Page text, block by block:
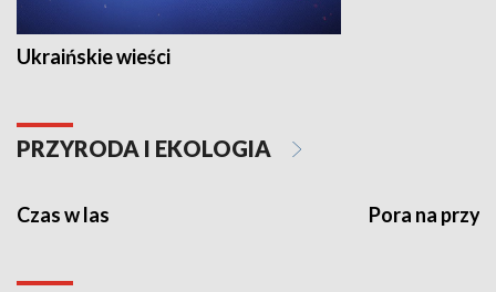
Ukraińskie wieści
PRZYRODA I EKOLOGIA
Czas w las Pora na